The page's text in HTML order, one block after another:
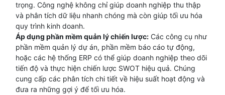
trọng. Công nghệ không chỉ giúp doanh nghiệp thu thập
và phân tích dữ liệu nhanh chóng mà còn giúp tối ưu hóa
quy trình kinh doanh.
Áp dụng phần mềm quản lý chiến lược: Các công cụ như
phần mềm quản lý dự án, phần mềm báo cáo tự động,
hoặc các hệ thống ERP có thể giúp doanh nghiệp theo dõi
tiến độ và thực hiện chiến lược SWOT hiệu quả. Chúng
cung cấp các phân tích chi tiết về hiệu suất hoạt động và
đưa ra những gợi ý để tối ưu hóa.